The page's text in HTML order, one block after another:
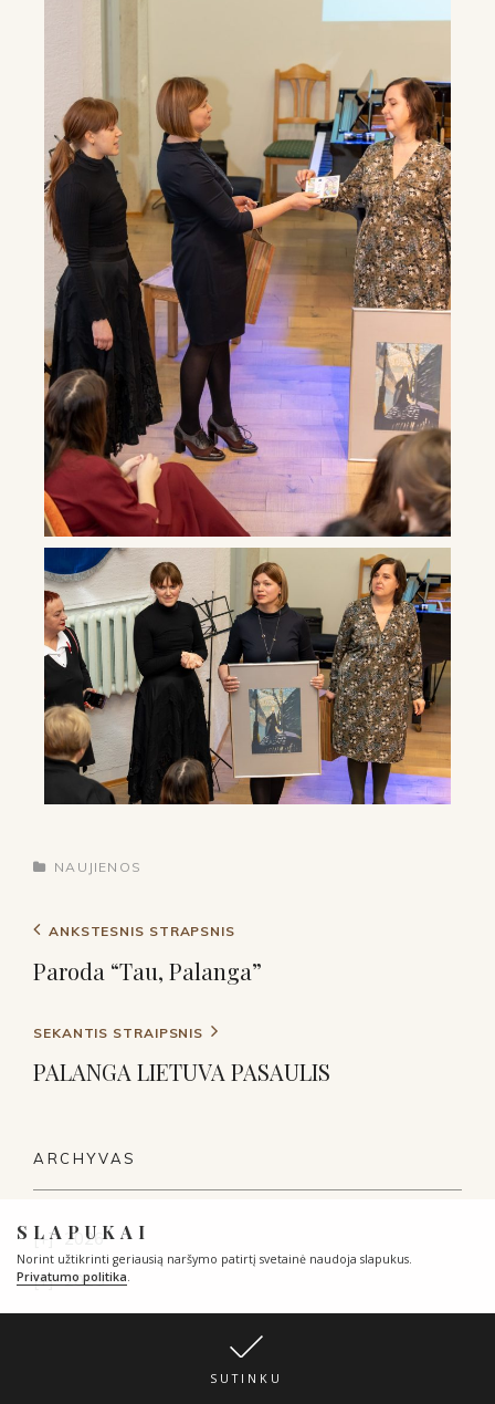
SLAPUKAI
Norint užtikrinti geriausią naršymo patirtį svetainė naudoja slapukus.
Privatumo politika.
SUTINKU
NAUJIENOS
ANKSTESNIS STRAPSNIS
Paroda “Tau, Palanga”
SEKANTIS STRAIPSNIS
PALANGA LIETUVA PASAULIS
ARCHYVAS
2026
2025